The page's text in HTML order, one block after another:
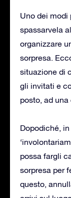
Uno dei modi
spassarvela
organizzare
sorpresa.
situazione di
gli invitati e
posto, ad una
Dopodiché,
possa fargli
sorpresa per
questo,